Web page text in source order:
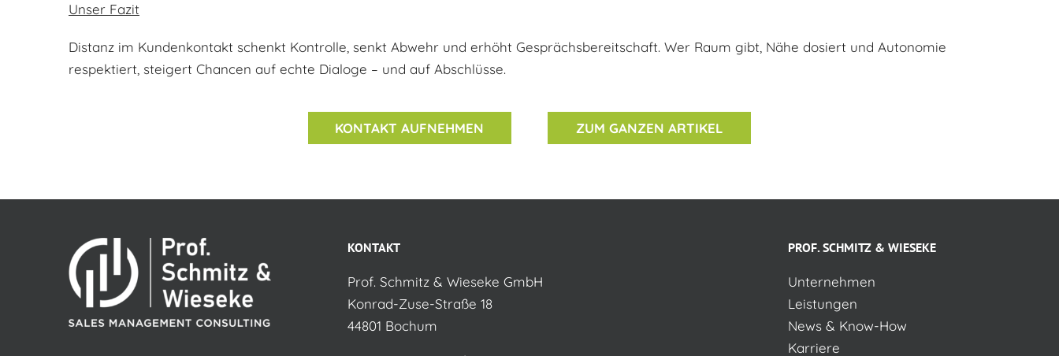
Unser Fazit
Distanz im Kundenkontakt schenkt Kontrolle, senkt Abwehr und erhöht Gesprächsbereitschaft. Wer Raum gibt, Nähe dosiert und Autonomie
respektiert, steigert Chancen auf echte Dialoge – und auf Abschlüsse.
KONTAKT AUFNEHMEN ZUM GANZEN ARTIKEL
KONTAKT
Prof. Schmitz & Wieseke GmbH
Konrad-Zuse-Straße 18
44801 Bochum
PROF. SCHMITZ & WIESEKE
Unternehmen
Leistungen
News & Know-How
Karriere